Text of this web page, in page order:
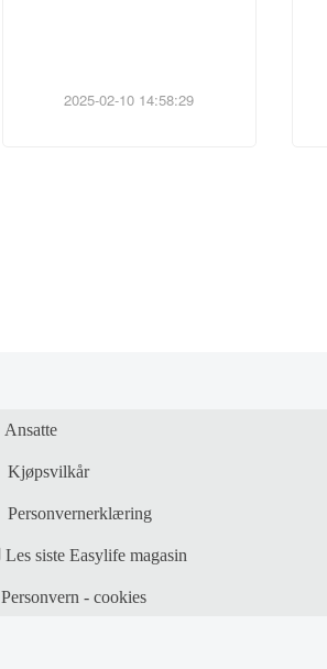
2025-02-10 14:58:29
Ansatte
Kjøpsvilkår
Personvernerklæring
Les siste Easylife magasin
Personvern - cookies